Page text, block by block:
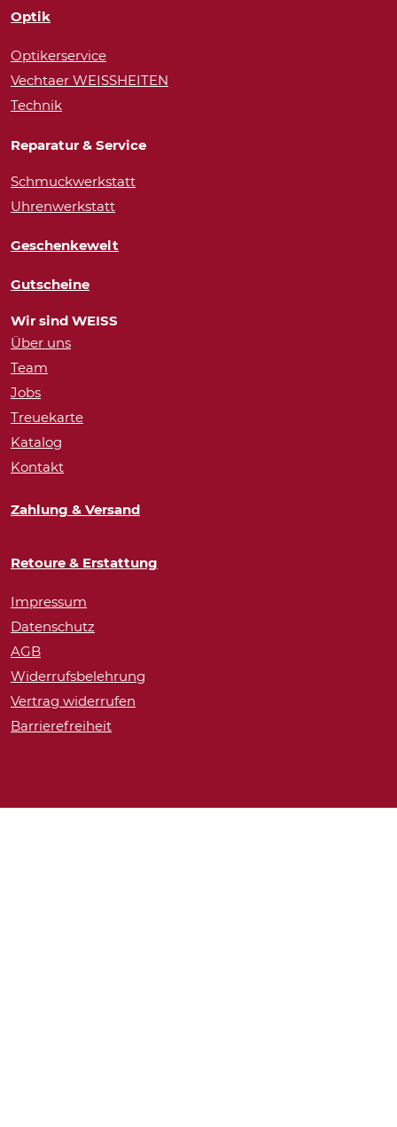
Optik
Optikerservice
Vechtaer WEISSHEITEN
Technik
Reparatur & Service
Schmuckwerkstatt
Uhrenwerkstatt
Geschenkewelt
Gutscheine
Wir sind WEISS
Über uns
Team
Jobs
Treuekarte
Katalog
Kontakt
Zahlung & Versand
Retoure & Erstattung
Impressum
Datenschutz
AGB
Widerrufsbelehrung
Vertrag widerrufen
Barrierefreiheit